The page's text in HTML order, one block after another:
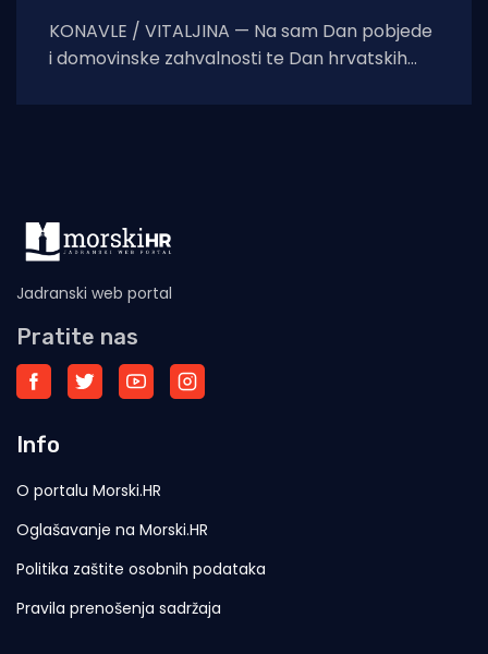
KONAVLE / VITALJINA — Na sam Dan pobjede
i domovinske zahvalnosti te Dan hrvatskih
Jadranski web portal
Pratite nas
Info
O portalu Morski.HR
Oglašavanje na Morski.HR
Politika zaštite osobnih podataka
Pravila prenošenja sadržaja